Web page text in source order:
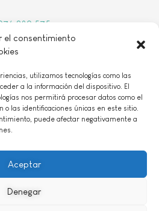
el consentimiento
utilizamos tecnologías como las
a la información del dispositivo. El
nos permitirá procesar datos como el
o las identificaciones únicas en este sitio.
puede afectar negativamente a
Aceptar
Denegar
389 575
1oB 50001 Zaragoza
CONTACTO
PÚBLICA 29 de abril de 2016 Nº Reg